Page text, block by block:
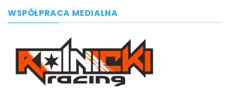
WSPÓŁPRACA MEDIALNA